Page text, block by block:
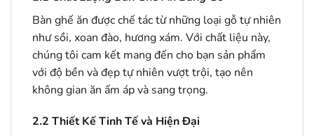
Bàn ghế ăn được chế tác từ những loại gỗ tự nhiên
như sồi, xoan đào, hương xám. Với chất liệu này,
chúng tôi cam kết mang đến cho bạn sản phẩm
với độ bền và đẹp tự nhiên vượt trội, tạo nên
không gian ăn ấm áp và sang trọng.
2.2 Thiết Kế Tinh Tế và Hiện Đại